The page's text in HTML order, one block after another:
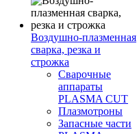
Воздушно-плазменная
сварка, резка и
строжка
Сварочные
аппараты
PLASMA CUT
Плазмотроны
Запасные части